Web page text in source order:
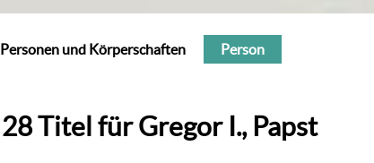
Personen und Körperschaften Person
28Titel fürGregor I., Papst